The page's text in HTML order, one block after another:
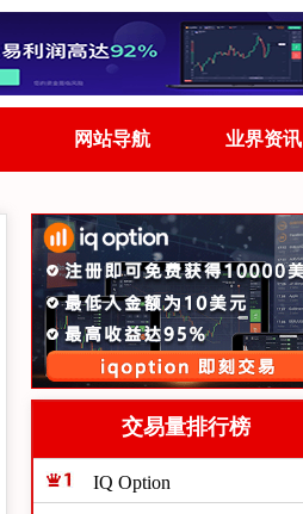
网站导航 业界资讯
交易量排行榜
IQ Option